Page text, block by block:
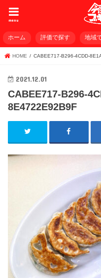
menu
ホーム 評価で探す 地域
HOME CABEE717-B296-4CDD-
2021.12.01
CABEE717-B296-
8E4722E92B9F